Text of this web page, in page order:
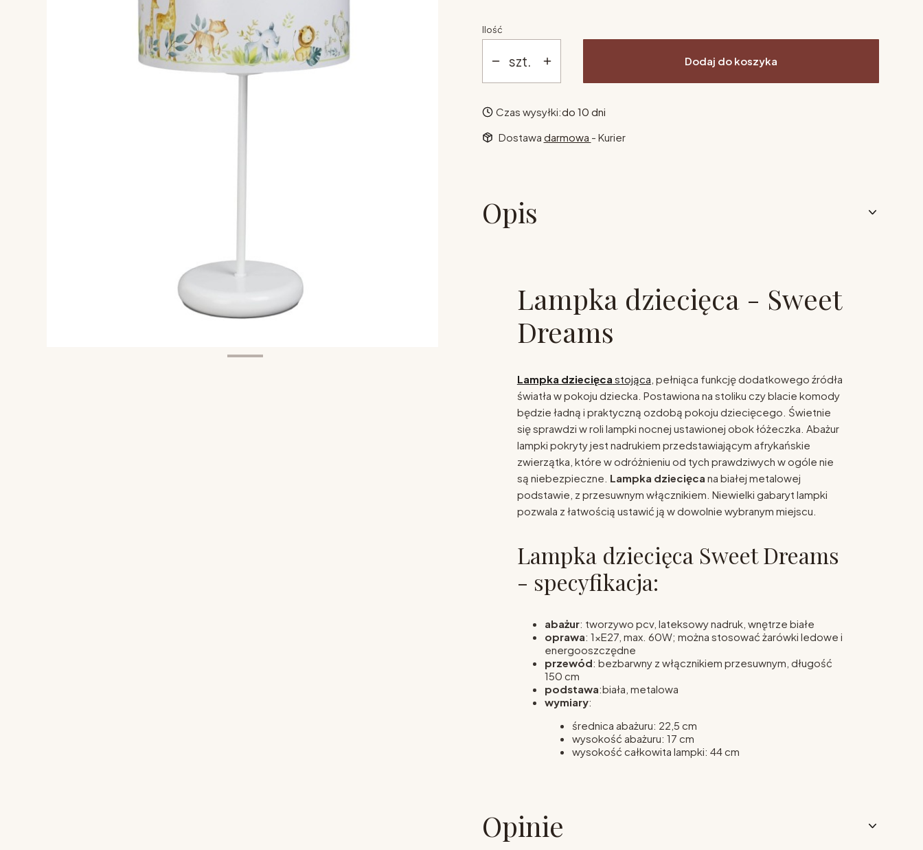
Ilość
szt. Dodaj do koszyka
Czas wysyłki:do 10 dni
Dostawa darmowa - Kurier
Opis
Lampka dziecięca - Sweet
Dreams
Lampka dziecięca stojąca , pełniąca funkcję dodatkowego źródła
światła w pokoju dziecka. Postawiona na stoliku czy blacie komody
będzie ładną i praktyczną ozdobą pokoju dziecięcego. Świetnie
się sprawdzi w roli lampki nocnej ustawionej obok łóżeczka. Abażur
lampki pokryty jest nadrukiem przedstawiającym afrykańskie
zwierzątka, które w odróżnieniu od tych prawdziwych w ogóle nie
są niebezpieczne. Lampka dziecięca na białej metalowej
podstawie, z przesuwnym włącznikiem. Niewielki gabaryt lampki
pozwala z łatwością ustawić ją w dowolnie wybranym miejscu.
Lampka dziecięca Sweet Dreams
- specyfikacja:
abażur: tworzywo pcv, lateksowy nadruk, wnętrze białe
oprawa: 1xE27, max. 60W; można stosować żarówki ledowe i
energooszczędne
przewód: bezbarwny z włącznikiem przesuwnym, długość
150 cm
podstawa:biała, metalowa
wymiary:
średnica abażuru: 22,5 cm
wysokość abażuru: 17 cm
wysokość całkowita lampki: 44 cm
Opinie